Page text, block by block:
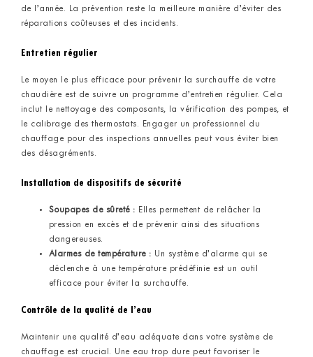
de l’année. La prévention reste la meilleure manière d’éviter des
réparations coûteuses et des incidents.
Entretien régulier
Le moyen le plus efficace pour prévenir la surchauffe de votre
chaudière est de suivre un programme d’entretien régulier. Cela
inclut le nettoyage des composants, la vérification des pompes, et
le calibrage des thermostats. Engager un professionnel du
chauffage pour des inspections annuelles peut vous éviter bien
des désagréments.
Installation de dispositifs de sécurité
Soupapes de sûreté : Elles permettent de relâcher la
pression en excès et de prévenir ainsi des situations
dangereuses.
Alarmes de température : Un système d’alarme qui se
déclenche à une température prédéfinie est un outil
efficace pour éviter la surchauffe.
Contrôle de la qualité de l’eau
Maintenir une qualité d’eau adéquate dans votre système de
chauffage est crucial. Une eau trop dure peut favoriser le